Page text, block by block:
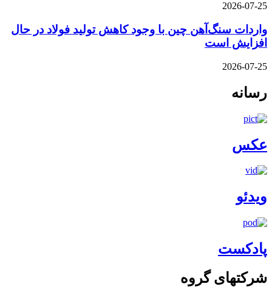
2026-07-25
واردات سنگ‌آهن چین با وجود کاهش تولید فولاد در حال
افزایش است
2026-07-25
رسانه
عکس
ویدئو
پادکست
شرکتهای گروه